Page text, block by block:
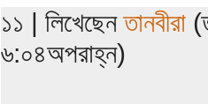
১১ | লিখেছেনতানবীরা
৬:০৪অপরাহ্ন)